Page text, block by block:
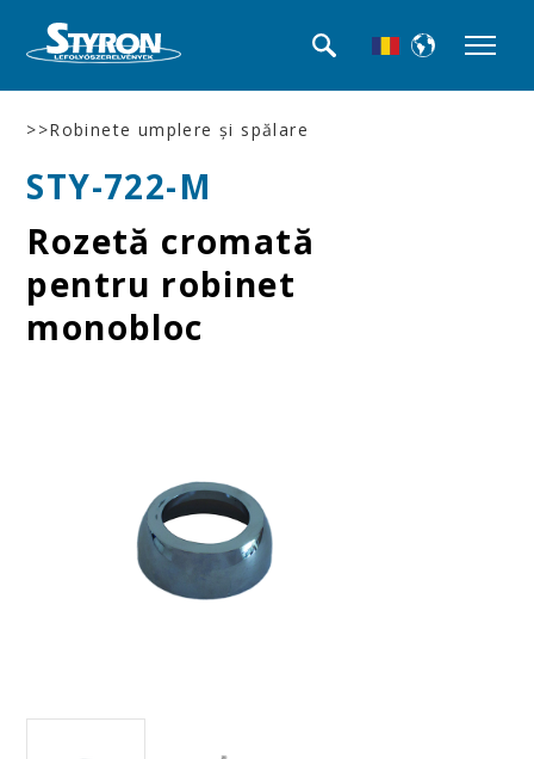
>>Robinete umplere şi spălare
STY-722-M
Rozetă cromată
pentru robinet
monobloc